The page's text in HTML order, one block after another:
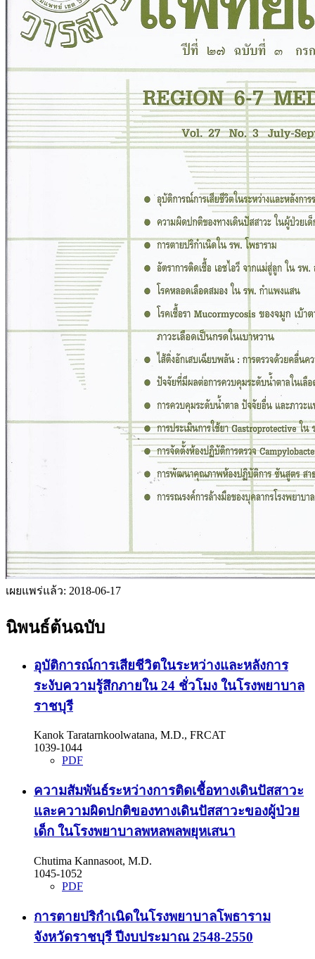
เผยแพร่แล้ว: 2018-06-17
นิพนธ์ต้นฉบับ
อุบัติการณ์การเสียชีวิตในระหว่างและหลังการ
ระงับความรู้สึกภายใน 24 ชั่วโมง ในโรงพยาบาล
ราชบุรี
Kanok Taratarnkoolwatana, M.D., FRCAT
1039-1044
PDF
ความสัมพันธ์ระหว่างการติดเชื้อทางเดินปัสสาวะ
และความผิดปกติของทางเดินปัสสาวะของผู้ป่วย
เด็ก ในโรงพยาบาลพหลพลพยุหเสนา
Chutima Kannasoot, M.D.
1045-1052
PDF
การตายปริกำเนิดในโรงพยาบาลโพธาราม
จังหวัดราชบุรี ปีงบประมาณ 2548-2550